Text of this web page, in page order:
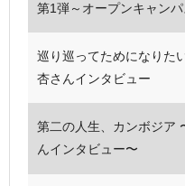
第1弾～オープンキャンパ
巡り巡ってためになりた
杏さんインタビュー
第二の人生、カンボジア
んインタビュー〜